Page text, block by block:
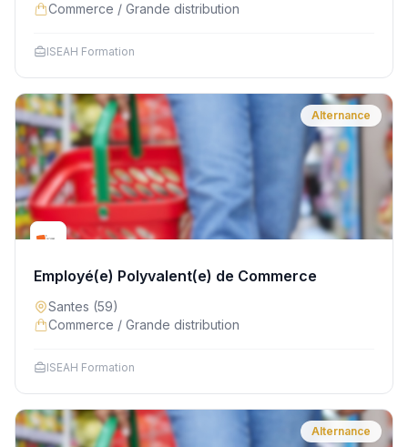
Commerce / Grande distribution
ISEAH Formation
Alternance
Employé(e) Polyvalent(e) de Commerce
Santes (59)
Commerce / Grande distribution
ISEAH Formation
Alternance